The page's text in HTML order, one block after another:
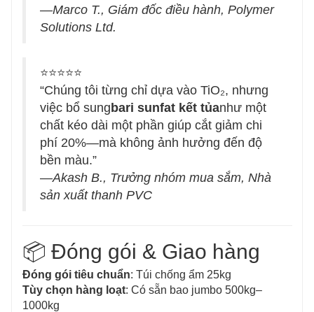
—Marco T., Giám đốc điều hành, Polymer
Solutions Ltd.
⭐⭐⭐⭐⭐
“Chúng tôi từng chỉ dựa vào TiO₂, nhưng
việc bổ sungbari sunfat kết tủanhư một
chất kéo dài một phần giúp cắt giảm chi
phí 20%—mà không ảnh hưởng đến độ
bền màu.”
—Akash B., Trưởng nhóm mua sắm, Nhà
sản xuất thanh PVC
📦 Đóng gói & Giao hàng
Đóng gói tiêu chuẩn: Túi chống ẩm 25kg
Tùy chọn hàng loạt: Có sẵn bao jumbo 500kg–
1000kg